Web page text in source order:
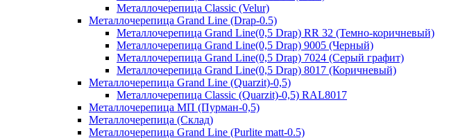
Металлочерепица Classic (Velur)
Металлочерепица Grand Line (Drap-0.5)
Металлочерепица Grand Line(0,5 Drap) RR 32 (Темно-коричневый)
Металлочерепица Grand Line(0,5 Drap) 9005 (Черный)
Металлочерепица Grand Line(0,5 Drap) 7024 (Серый графит)
Металлочерепица Grand Line(0,5 Drap) 8017 (Коричневый)
Металлочерепица Grand Line (Quarzit)-0,5)
Металлочерепица Classic (Quarzit)-0,5) RAL8017
Металлочерепица МП (Пурман-0,5)
Металлочерепица (Склад)
Металлочерепица Grand Line (Purlite matt-0.5)